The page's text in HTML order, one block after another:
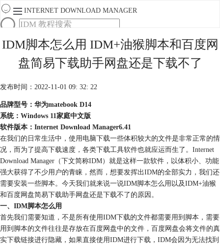
INTERNET DOWNLOAD MANAGER
首页
产品
购买
IDM脚本怎么用 IDM+油猴脚本和百度网
盘简易下载助手网盘还是下载不了
发布时间：2022-11-01 09: 32: 22
品牌型号：华为matebook D14
系统：Windows 11家庭中文版
软件版本：Internet Download Manager6.41
在我们的日常生活中，使用电脑下载一些体积较大的文件是非常正常的情
况，而为了提高下载速度，各类下载工具软件也就应运而生了。Internet
Download Manager（下文简称IDM）就是这样一款软件，以体积小、功能
强大获得了不少用户的青睐，然而，想要发挥出IDM的全部实力，我们还
需要安装一些脚本。今天我们就来说一说IDM脚本怎么用以及IDM+油猴
和百度网盘简易下载助手网盘还是下载不了的原因。
一、IDM脚本怎么用
首先我们需要知道，不是所有使用IDM下载的文件都需要用到脚本，需要
用到脚本的文件往往是存放在百度网盘中的文件，百度网盘会将文件的真
实下载链接进行隐藏，如果直接使用IDM进行下载，IDM会因为无法找到